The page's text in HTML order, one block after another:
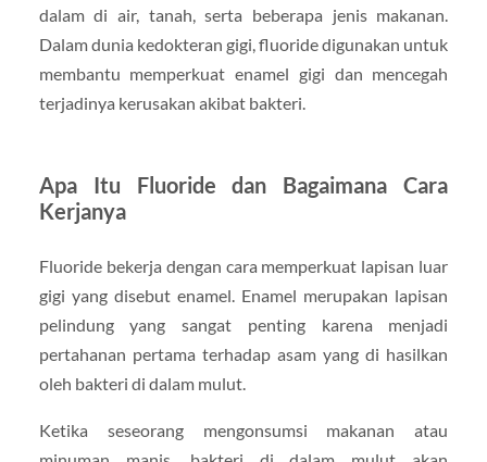
dalam di air, tanah, serta beberapa jenis makanan.
Dalam dunia kedokteran gigi, fluoride digunakan untuk
membantu memperkuat enamel gigi dan mencegah
terjadinya kerusakan akibat bakteri.
Apa Itu Fluoride dan Bagaimana Cara
Kerjanya
Fluoride bekerja dengan cara memperkuat lapisan luar
gigi yang disebut enamel. Enamel merupakan lapisan
pelindung yang sangat penting karena menjadi
pertahanan pertama terhadap asam yang di hasilkan
oleh bakteri di dalam mulut.
Ketika seseorang mengonsumsi makanan atau